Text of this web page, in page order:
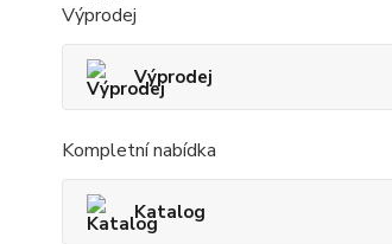
Výprodej
Výprodej
Kompletní nabídka
Katalog